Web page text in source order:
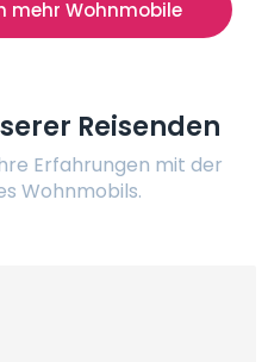
mehr Wohnmobile
Reisenden
Erfahrungen mit der
Wohnmobils.